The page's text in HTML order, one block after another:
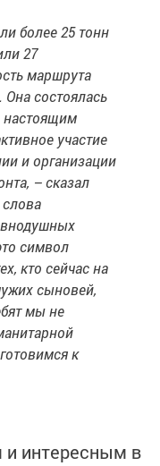
более 25 тонн
27
маршрута
Она состоялась
настоящим
участие
и организации
– сказал
символ
кто сейчас на
сыновей,
мы не
к
интересным в